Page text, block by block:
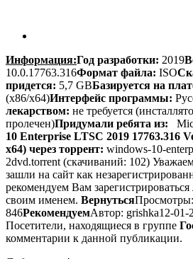
Информация:Год разработки: 2019
10.0.17763.316Формат файла: ISO
придется: 5,7 GBБазируется на
(x86/x64)Интерфейс программы:
лекарством: не требуется
пролечен)Придумали ребята из:
10 Enterprise LTSC 2019 17763.316
x64) через торрент: windows-10-
2dvd.torrent (cкачиваний: 102)
зашли на сайт как
рекомендуем Вам
своим именем. ВернутьсяПросмотры:
846РекомендуемАвтор: grishka12-01-
Посетители, находящиеся в группе
комментарии к данной публикации.